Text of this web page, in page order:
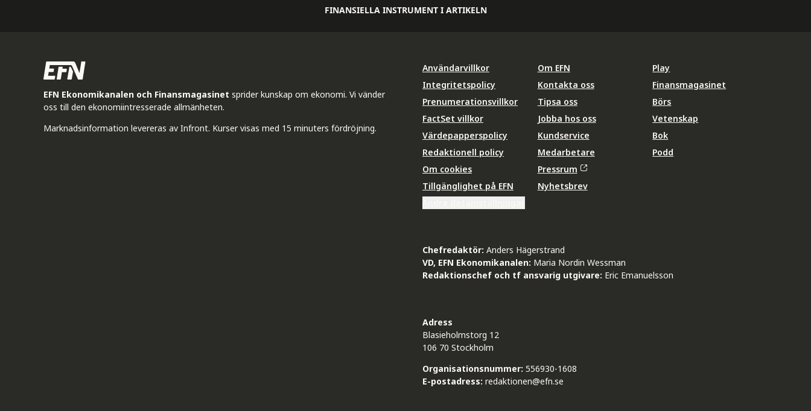
FINANSIELLA INSTRUMENT I ARTIKELN
EFN Ekonomikanalen och Finansmagasinet sprider kunskap om ekonomi. Vi vänder
oss till den ekonomiintresserade allmänheten.
Marknadsinformation levereras av Infront. Kurser visas med 15 minuters fördröjning.
Användarvillkor
Integritetspolicy
Prenumerationsvillkor
FactSet villkor
Värdepapperspolicy
Redaktionell policy
Om cookies
Tillgänglighet på EFN
Om EFN
Kontakta oss
Tipsa oss
Jobba hos oss
Kundservice
Medarbetare
Pressrum
Nyhetsbrev
Play
Finansmagasinet
Börs
Vetenskap
Bok
Podd
Chefredaktör: Anders Hägerstrand
VD, EFN Ekonomikanalen: Maria Nordin Wessman
Redaktionschef och tf ansvarig utgivare: Eric Emanuelsson
Adress
Blasieholmstorg 12
106 70 Stockholm
Organisationsnummer: 556930-1608
E-postadress: redaktionen@efn.se